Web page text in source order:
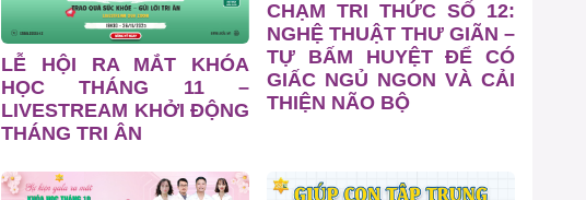
LỄ HỘI RA MẮT KHÓA
HỌC THÁNG 11 –
LIVESTREAM KHỞI ĐỘNG
THÁNG TRI ÂN
CHẠM TRI THỨC SỐ 12:
NGHỆ THUẬT THƯ GIÃN –
TỰ BẤM HUYỆT ĐỂ CÓ
GIẤC NGỦ NGON VÀ CẢI
THIỆN NÃO BỘ